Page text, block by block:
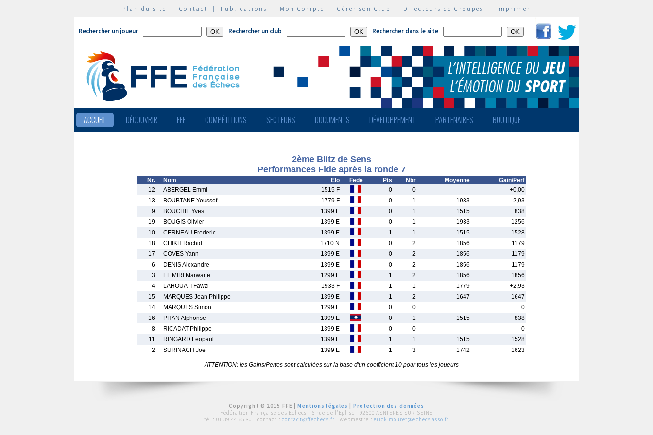
Plan du site | Contact | Publications | Mon Compte | Gérer son Club | Directeurs de Groupes | Imprimer
Rechercher un joueur Rechercher un club Rechercher dans le site
ACCUEIL DÉCOUVRIR FFE COMPÉTITIONS SECTEURS DOCUMENTS DÉVELOPPEMENT PARTENAIRES BOUTIQUE
2ème Blitz de Sens
Performances Fide après la ronde 7
Nr. Nom Elo Fede Pts Nbr Moyenne
Gain/Perf
12
ABERGEL Emmi 1515 F 0 0
+0,00
13
BOUBTANE Youssef 1779 F 0 1 1933
-2,93
9
BOUCHIE Yves 1399 E 0 1 1515
838
19
BOUGIS Olivier 1399 E 0 1 1933
1256
10
CERNEAU Frederic 1399 E 1 1 1515
1528
18
CHIKH Rachid 1710 N 0 2 1856
1179
17
COVES Yann 1399 E 0 2 1856
1179
6
DENIS Alexandre 1399 E 0 2 1856
1179
3
EL MIRI Marwane 1299 E 1 2 1856
1856
4
LAHOUATI Fawzi 1933 F 1 1 1779
+2,93
15
MARQUES Jean Philippe 1399 E 1 2 1647
1647
14
MARQUES Simon 1299 E 0 0
0
16
PHAN Alphonse 1399 E 0 1 1515
838
8
RICADAT Philippe 1399 E 0 0
0
11
RINGARD Leopaul 1399 E 1 1 1515
1528
2
SURINACH Joel 1399 E 1 3 1742 1623
ATTENTION: les Gains/Pertes sont calculées sur la base d'un coefficient 10 pour tous les joueurs
Copyright © 2015 FFE |Mentions légales
Protection des données
Fédération Française des Echecs | 6 rue de l'Eglise | 92600 ASNIERES SUR SEINE
tél : 01 39 44 65 80 | contact : contact@ffechecs.fr | webmestre : erick.mouret@echecs.asso.fr